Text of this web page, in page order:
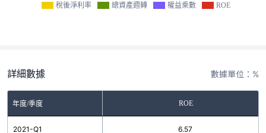
稅後淨利率 總資產週轉 權益乘數 ROE
詳細數據 數據單位：%
年度/季度 ROE
2021-Q1 6.57